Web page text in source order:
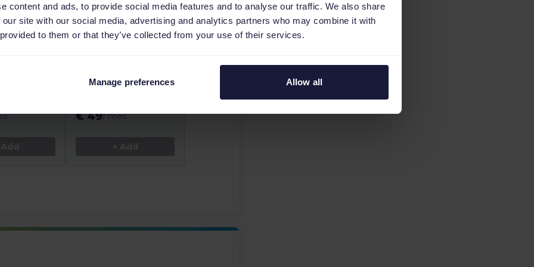
content and ads, to provide social media features and to analyse our traffic. We also share
site with our social media, advertising and analytics partners who may combine it with
to them or that they’ve collected from your use of their services.
Manage preferences Allow all
de
niveles de
Repricer
Utiliza los ajustes de
estrategia de repricing
y ganar la Buy Box.
€ 49/mes